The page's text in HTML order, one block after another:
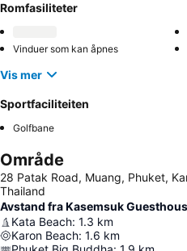
Romfasiliteter
Vinduer som kan åpnes
Vis mer
Sportfaciliteiten
Golfbane
Område
28 Patak Road, Muang, Phuket,
Thailand
Avstand fra Kasemsuk
Kata Beach: 1.3 km
Karon Beach: 1.6 km